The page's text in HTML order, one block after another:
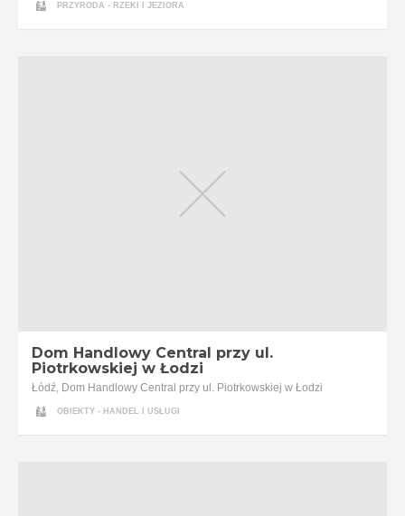
PRZYRODA - RZEKI I JEZIORA
Dom Handlowy Central przy ul.
Piotrkowskiej w Łodzi
Łódź, Dom Handlowy Central przy ul. Piotrkowskiej w Łodzi
OBIEKTY - HANDEL I USŁUGI